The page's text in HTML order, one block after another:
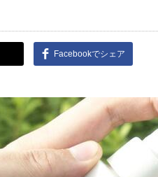
Facebookでシェア